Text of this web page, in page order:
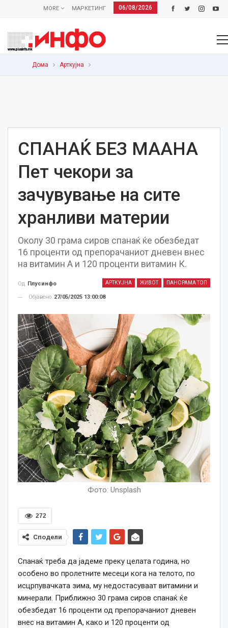
06/08/2026
МАРКЕТИНГ
MORE
Дома Арткујна
СПАНАЌ БЕЗ МААНА
Пет чекори за
зачувување на сите
хранливи материи
Околу 30 грама сиров спанаќ ќе обезбедат
16 проценти од препорачаниот дневен внес
на витамин А и 120 проценти витамин К.
АРТКУЈНА ЖИВОТ ПАНОРАМА ТОП
Од Плусинфо
Објавено 27/05/2025 13:00:08
Фото: Unsplash
272
Сподели
Спанаќ треба да јадеме преку целата година, но
особено во пролетните месеци кога на телото, по
исцрпувачката зима, му недостасуваат витамини и
минерали. Приближно 30 грама сиров спанаќ ќе
обезбедат 16 проценти од препорачаниот дневен
внес на витамин А, како и 120 проценти од